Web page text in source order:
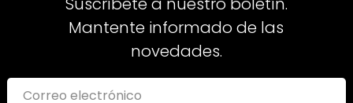
Mantente informado de las
novedades.